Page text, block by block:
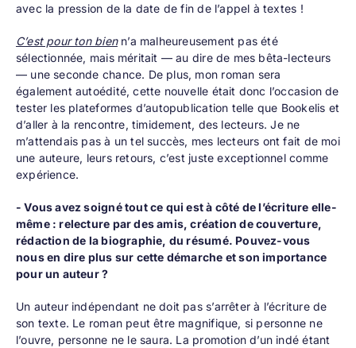
avec la pression de la date de fin de l’appel à textes !
C’est pour ton bienn’a malheureusement pas été
sélectionnée, mais méritait — au dire de mes bêta-lecteurs
— une seconde chance. De plus, mon roman sera
également autoédité, cette nouvelle était donc l’occasion de
tester les plateformes d’autopublication telle que Bookelis et
d’aller à la rencontre, timidement, des lecteurs. Je ne
m’attendais pas à un tel succès, mes lecteurs ont fait de moi
une auteure, leurs retours, c’est juste exceptionnel comme
expérience.
- Vous avez soigné tout ce qui est à côté de l’écriture elle-
même : relecture par des amis, création de couverture,
rédaction de la biographie, du résumé. Pouvez-vous
nous en dire plus sur cette démarche et son importance
pour un auteur ?
Un auteur indépendant ne doit pas s’arrêter à l’écriture de
son texte. Le roman peut être magnifique, si personne ne
l’ouvre, personne ne le saura. La promotion d’un indé étant